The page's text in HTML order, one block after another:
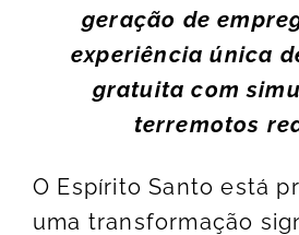
geração de
experiência única
gratuita com
terremotos
O Espírito Santo está
uma transformação